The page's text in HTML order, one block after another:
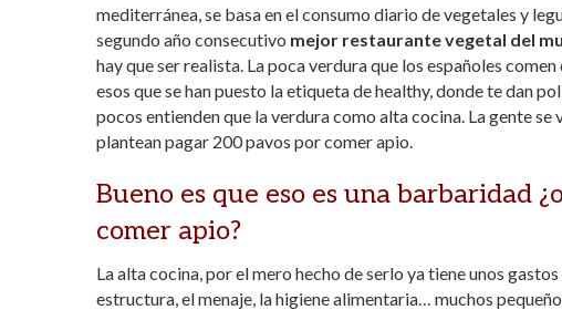
mediterránea, se basa en el consumo diario de vegetales y
segundo año consecutivo mejor restaurante vegetal del
hay que ser realista. La poca verdura que los españoles
esos que se han puesto la etiqueta de healthy, donde te dan
pocos entienden que la verdura como alta cocina. La gente
plantean pagar 200 pavos por comer apio.
Bueno es que eso es una barbaridad
comer apio?
La alta cocina, por el mero hecho de serlo ya tiene unos
estructura, el menaje, la higiene alimentaria… muchos